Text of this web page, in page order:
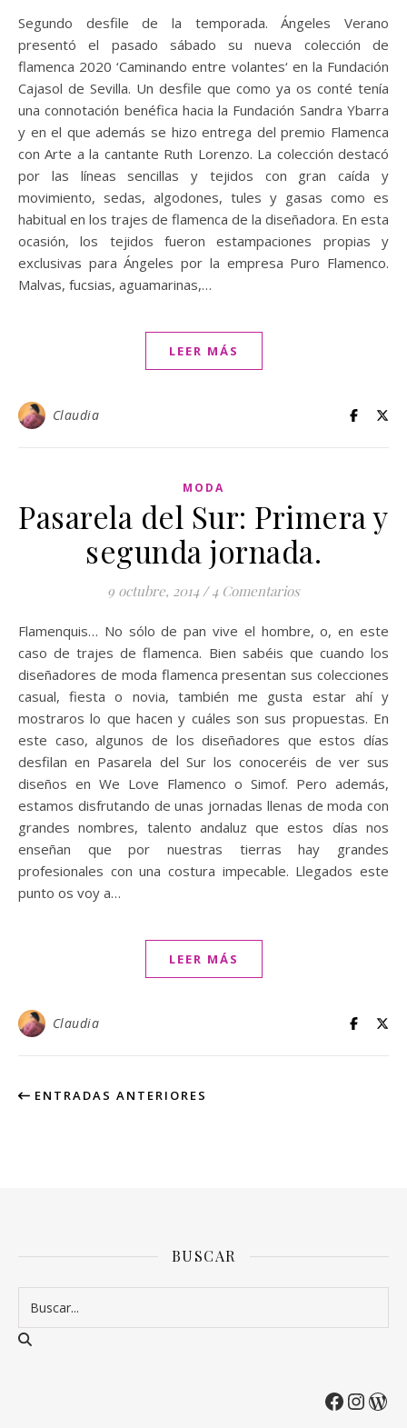
Segundo desfile de la temporada. Ángeles Verano
presentó el pasado sábado su nueva colección de
flamenca 2020 ‘Caminando entre volantes‘ en la Fundación
Cajasol de Sevilla. Un desfile que como ya os conté tenía
una connotación benéfica hacia la Fundación Sandra Ybarra
y en el que además se hizo entrega del premio Flamenca
con Arte a la cantante Ruth Lorenzo. La colección destacó
por las líneas sencillas y tejidos con gran caída y
movimiento, sedas, algodones, tules y gasas como es
habitual en los trajes de flamenca de la diseñadora. En esta
ocasión, los tejidos fueron estampaciones propias y
exclusivas para Ángeles por la empresa Puro Flamenco.
Malvas, fucsias, aguamarinas,…
LEER MÁS
Claudia
MODA
Pasarela del Sur: Primera y
segunda jornada.
9 octubre, 2014 / 4 Comentarios
Flamenquis… No sólo de pan vive el hombre, o, en este
caso de trajes de flamenca. Bien sabéis que cuando los
diseñadores de moda flamenca presentan sus colecciones
casual, fiesta o novia, también me gusta estar ahí y
mostraros lo que hacen y cuáles son sus propuestas. En
este caso, algunos de los diseñadores que estos días
desfilan en Pasarela del Sur los conoceréis de ver sus
diseños en We Love Flamenco o Simof. Pero además,
estamos disfrutando de unas jornadas llenas de moda con
grandes nombres, talento andaluz que estos días nos
enseñan que por nuestras tierras hay grandes
profesionales con una costura impecable. Llegados este
punto os voy a…
LEER MÁS
Claudia
ENTRADAS ANTERIORES
BUSCAR